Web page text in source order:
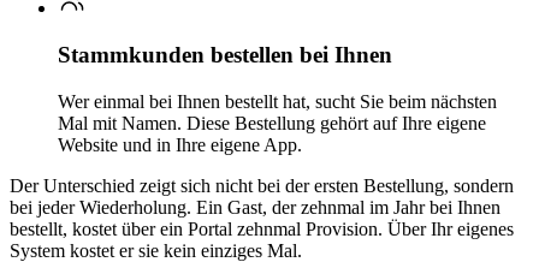
Stammkunden bestellen bei Ihnen
Wer einmal bei Ihnen bestellt hat, sucht Sie beim nächsten
Mal mit Namen. Diese Bestellung gehört auf Ihre eigene
Website und in Ihre eigene App.
Der Unterschied zeigt sich nicht bei der ersten Bestellung, sondern
bei jeder Wiederholung. Ein Gast, der zehnmal im Jahr bei Ihnen
bestellt, kostet über ein Portal zehnmal Provision. Über Ihr eigenes
System kostet er sie kein einziges Mal.